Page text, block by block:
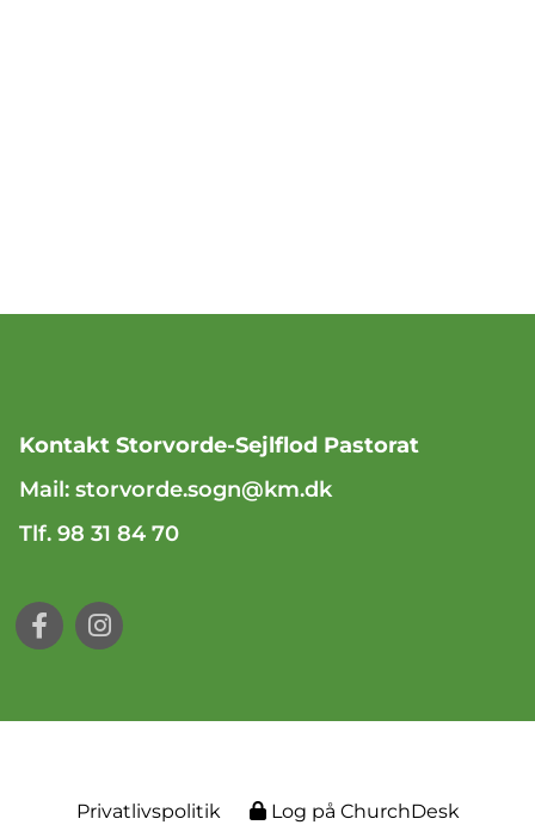
Kontakt Storvorde-Sejlflod Pastorat
Mail: storvorde.sogn@km.dk
Tlf. 98 31 84 70
Privatlivspolitik Log på ChurchDesk